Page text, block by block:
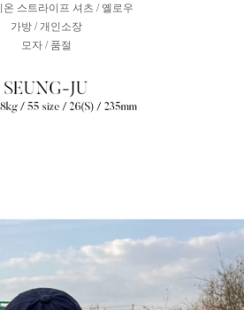
온 스트라이프 셔츠 / 옐로우
가방 / 개인소장
모자 / 품절